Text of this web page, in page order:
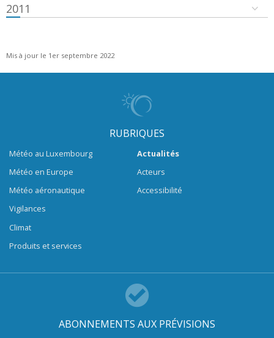
2011
Mis à jour le 1er septembre 2022
RUBRIQUES
Météo au Luxembourg
Météo en Europe
Météo aéronautique
Vigilances
Climat
Produits et services
Actualités
Acteurs
Accessibilité
ABONNEMENTS AUX PRÉVISIONS